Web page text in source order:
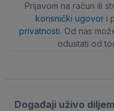
Prijavom na račun ili
korisnički ugovori
privatnosti. Od nas
odustati od
Događaji uživo